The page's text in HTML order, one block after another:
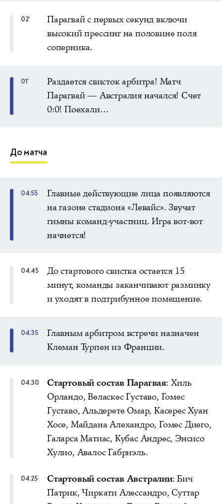
02'
Парагвай с первых секунд включи
высокий прессинг на половине поля
соперника.
01'
Раздается свисток арбитра! Матч
Парагвай — Австралия начался! Счет
0:0! Поехали…
До матча
04:55
Главные действующие лица появляются
на газоне стадиона «Левайс». Звучат
гимны команд-участниц. Игра вот-вот
начнется!
04:45
До стартового свистка остается 15
минут, команды заканчивают разминку
и уходят в подтрибунное помещение.
04:35
Главным арбитром встречи назначен
Клеман Турпен из Франции.
04:30 Стартовый состав Парагвая: Хиль
Орландо, Веласкес Густаво, Гомес
Густаво, Альдерете Омар, Касерес Хуан
Хосе, Майдана Алехандро, Гомес Диего,
Галарса Матиас, Кубас Андрес, Энсисо
Хулио, Авалос Габриэль.
04:25 Стартовый состав Австралии: Бич
Патрик, Чиркати Алессандро, Суттар